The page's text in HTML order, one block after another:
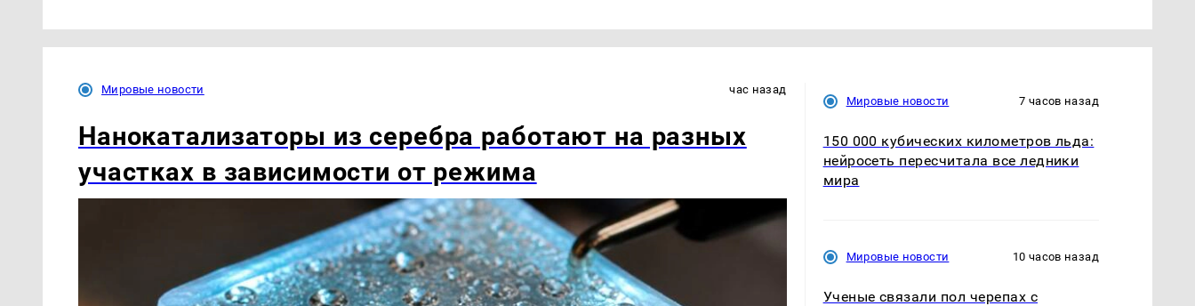
Мировые новости час назад
Нанокатализаторы из серебра работают на разных
участках в зависимости от режима
Мировые новости 7 часов назад
150 000 кубических километров льда:
нейросеть пересчитала все ледники
мира
Мировые новости 10 часов назад
Ученые связали пол черепах с